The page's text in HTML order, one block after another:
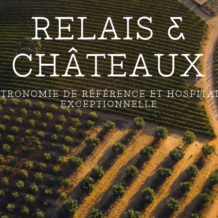
RELAIS &
CHÂTEAUX
DE RÉFÉRENCE ET
EXCEPTIONNELLE